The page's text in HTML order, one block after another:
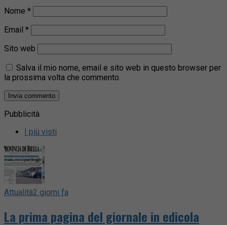
Nome *
Email *
Sito web
Salva il mio nome, email e sito web in questo browser per
la prossima volta che commento.
Pubblicità
I più visti
Attualità2 giorni fa
La prima pagina del giornale in edicola